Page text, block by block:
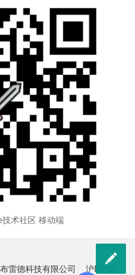
术社区 移动端
布雷德科技有限公司 沪ICP备
